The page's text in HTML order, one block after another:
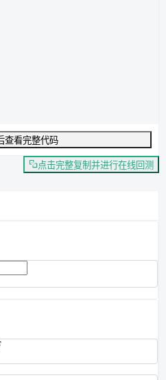
查看完整代码
点击完整复制并进行在线回测